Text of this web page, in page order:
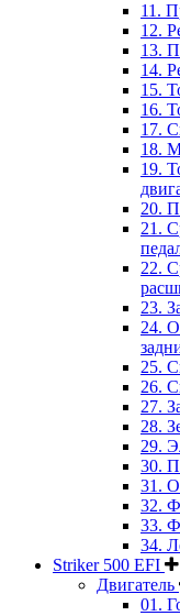
11.
12.
13.
14.
15.
16.
17.
18.
19.
20.
21.
22.
23.
24.
25.
26.
27.
28.
29.
30.
31.
32.
33.
34.
Striker 500 EFI
Двигатель
01.